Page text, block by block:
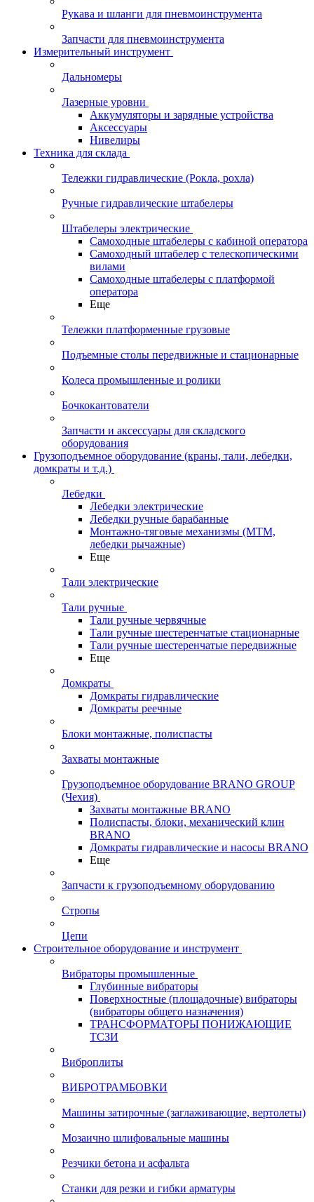
Рукава и шланги для пневмоинструмента
Запчасти для пневмоинструмента
Измерительный инструмент
Дальномеры
Лазерные уровни
Аккумуляторы и зарядные устройства
Аксессуары
Нивелиры
Техника для склада
Тележки гидравлические (Рокла, рохла)
Ручные гидравлические штабелеры
Штабелеры электрические
Самоходные штабелеры с кабиной оператора
Самоходный штабелер с телескопическими
вилами
Самоходные штабелеры с платформой
оператора
Еще
Тележки платформенные грузовые
Подъемные столы передвижные и стационарные
Колеса промышленные и ролики
Бочкокантователи
Запчасти и аксессуары для складского
оборудования
Грузоподъемное оборудование (краны, тали, лебедки,
домкраты и т.д.)
Лебедки
Лебедки электрические
Лебедки ручные барабанные
Монтажно-тяговые механизмы (МТМ,
лебедки рычажные)
Еще
Тали электрические
Тали ручные
Тали ручные червячные
Тали ручные шестеренчатые стационарные
Тали ручные шестеренчатые передвижные
Еще
Домкраты
Домкраты гидравлические
Домкраты реечные
Блоки монтажные, полиспасты
Захваты монтажные
Грузоподъемное оборудование BRANO GROUP
(Чехия)
Захваты монтажные BRANO
Полиспасты, блоки, механический клин
BRANO
Домкраты гидравлические и насосы BRANO
Еще
Запчасти к грузоподъемному оборудованию
Стропы
Цепи
Строительное оборудование и инструмент
Вибраторы промышленные
Глубинные вибраторы
Поверхностные (площадочные) вибраторы
(вибраторы общего назначения)
ТРАНСФОРМАТОРЫ ПОНИЖАЮЩИЕ
ТСЗИ
Виброплиты
ВИБРОТРАМБОВКИ
Машины затирочные (заглаживающие, вертолеты)
Мозаично шлифовальные машины
Резчики бетона и асфальта
Станки для резки и гибки арматуры